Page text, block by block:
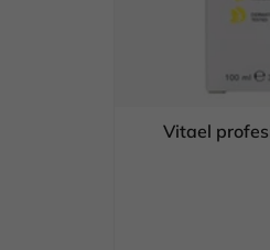
Vitael